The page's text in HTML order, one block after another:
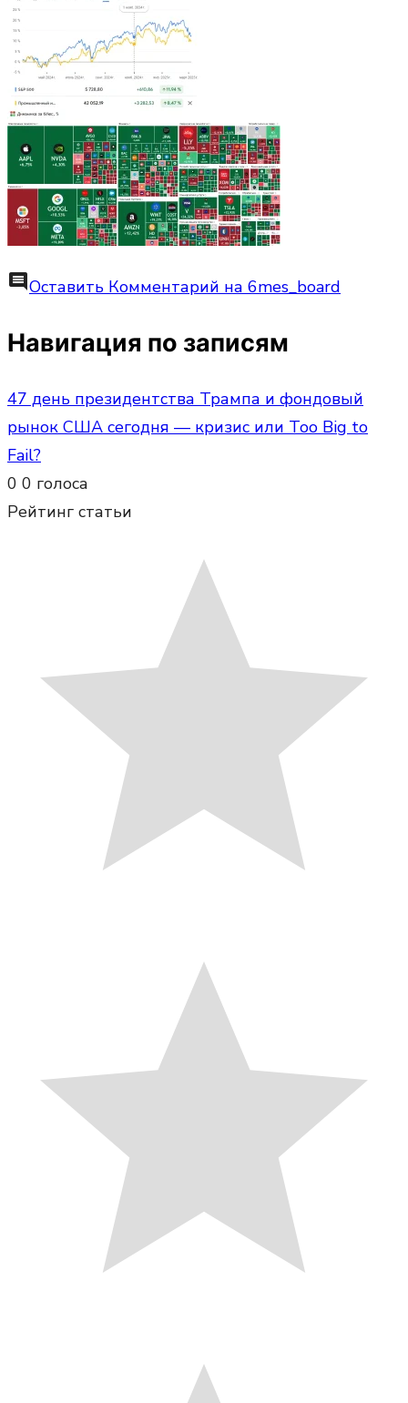
commentОставить Комментарий на 6mes_board
Навигация по записям
47 день президентства Трампа и фондовый
рынок США сегодня — кризис или Too Big to
Fail?
0 0 голоса
Рейтинг статьи